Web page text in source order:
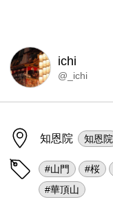
ichi
@_ichi
知恩院 知恩院
#山門 #桜
#華頂山